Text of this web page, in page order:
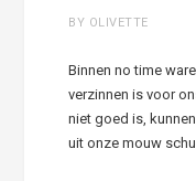
BY OLIVETTE
Binnen no time
verzinnen is voor
niet goed is,
uit onze mouw